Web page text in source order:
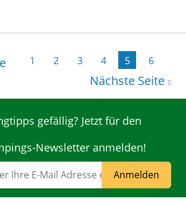
1 2 3 4 5 6
Nächste Seite
gefällig? Jetzt für den
Newsletter anmelden!
Anmelden